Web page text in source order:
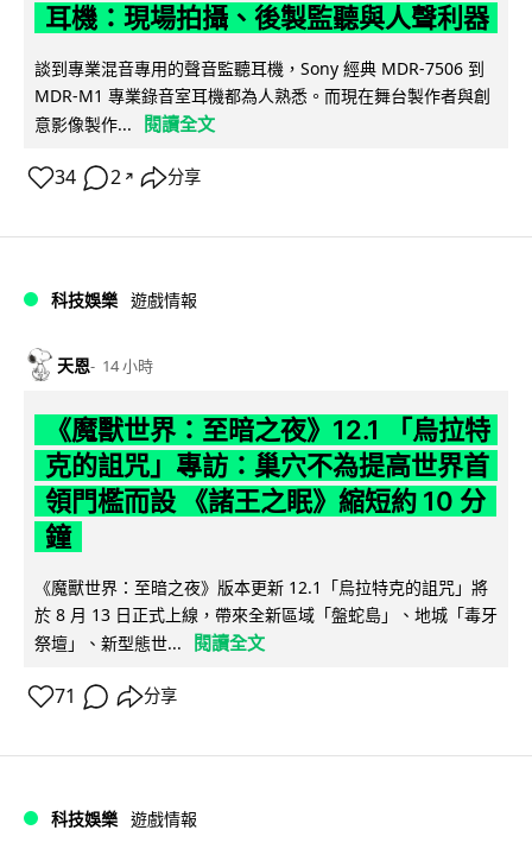
耳機：現場拍攝、後製監聽與人聲利器
談到專業混音專用的聲音監聽耳機，Sony 經典 MDR-7506 到
MDR-M1 專業錄音室耳機都為人熟悉。而現在舞台製作者與創
意影像製作...
閱讀全文
34 2 ↗ 分享
科技娛樂 遊戲情報
天恩 14 小時
《魔獸世界：至暗之夜》12.1 「烏拉特
克的詛咒」專訪：巢穴不為提高世界首
領門檻而設 《諸王之眠》縮短約 10 分
鐘
《魔獸世界：至暗之夜》版本更新 12.1「烏拉特克的詛咒」將
於 8 月 13 日正式上線，帶來全新區域「盤蛇島」、地城「毒牙
祭壇」、新型態世...
閱讀全文
71 分享
科技娛樂 遊戲情報